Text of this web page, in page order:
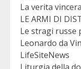
La verita
LE ARMI DI
Le stragi russe
Leonardo da
LifeSiteNews